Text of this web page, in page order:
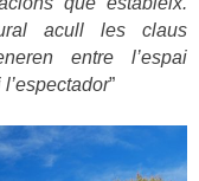
acull les claus
entre l’espai
”